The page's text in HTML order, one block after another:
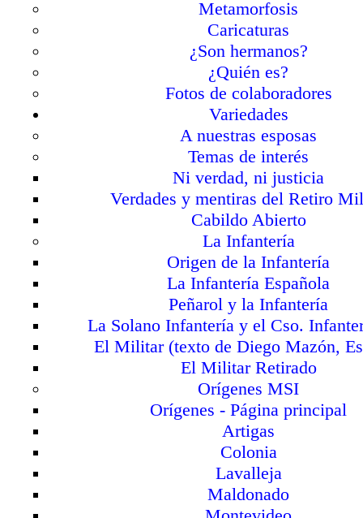
Metamorfosis
Caricaturas
¿Son hermanos?
¿Quién es?
Fotos de colaboradores
Variedades
A nuestras esposas
Temas de interés
Ni verdad, ni justicia
Verdades y mentiras del Retiro
Cabildo Abierto
La Infantería
Origen de la Infantería
La Infantería Española
Peñarol y la Infantería
La Solano Infantería y el Cso.
El Militar (texto de Diego Mazón,
El Militar Retirado
Orígenes MSI
Orígenes - Página principal
Artigas
Colonia
Lavalleja
Maldonado